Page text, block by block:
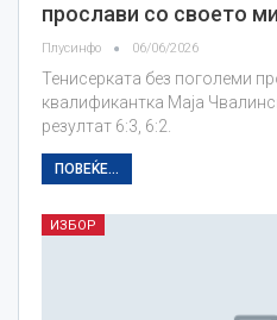
прослави со своето
Плусинфо 06/06/2026
Тенисерката без поголеми
квалификантка Маја
резултат 6:3, 6:2.
ПОВЕЌЕ...
ИЗБОР